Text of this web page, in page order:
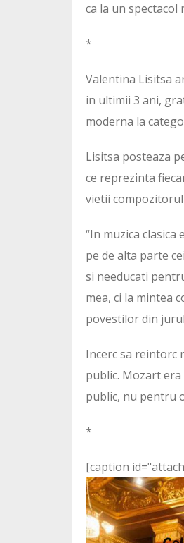
ca la un spectacol
*
Valentina Lisitsa
in ultimii 3 ani,
moderna la
Lisitsa posteaza
ce reprezinta
vietii
“In muzica
pe de alta parte
si needucati
mea, ci la mintea
povestilor din
Incerc sa reintorc
public. Mozart
public, nu pentru
*
[caption